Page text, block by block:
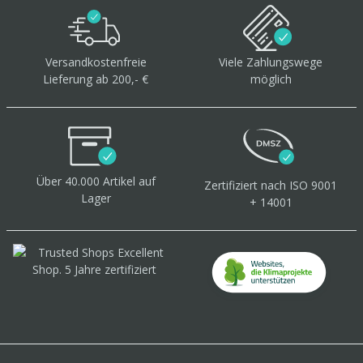
Versandkostenfreie
Lieferung ab 200,- €
Viele Zahlungswege
möglich
Über 40.000 Artikel auf
Lager
Zertifiziert nach ISO 9001
+ 14001